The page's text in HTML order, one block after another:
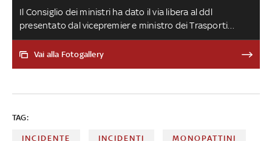
Il Consiglio dei ministri ha dato il via libera al ddl
presentato dal vicepremier e ministro dei Trasporti
Matteo Salvini. Già ribattezzato 'tolleranza zero' per le
stringenti misure contro il consumo di alcolici e
in monopattino e introduce nuovi limiti di guida per i
Vai alla Fotogallery
TAG:
INCIDENTE INCIDENTI MONOPATTINI